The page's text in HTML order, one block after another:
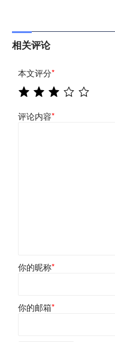
相关评论
本文评分*
评论内容*
你的昵称*
你的邮箱*